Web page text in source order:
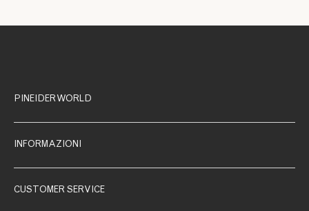
PINEIDER WORLD
INFORMAZIONI
CUSTOMER SERVICE